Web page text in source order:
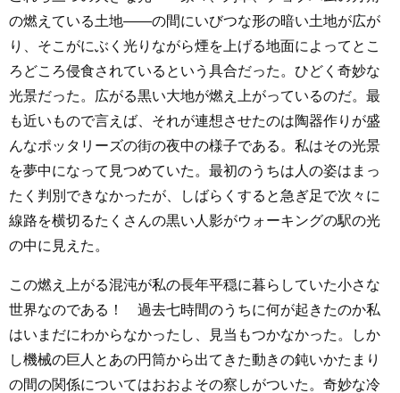
の燃えている土地――の間にいびつな形の暗い土地が広が
り、そこがにぶく光りながら煙を上げる地面によってとこ
ろどころ侵食されているという具合だった。ひどく奇妙な
光景だった。広がる黒い大地が燃え上がっているのだ。最
も近いもので言えば、それが連想させたのは陶器作りが盛
んなポッタリーズの街の夜中の様子である。私はその光景
を夢中になって見つめていた。最初のうちは人の姿はまっ
たく判別できなかったが、しばらくすると急ぎ足で次々に
線路を横切るたくさんの黒い人影がウォーキングの駅の光
の中に見えた。
この燃え上がる混沌が私の長年平穏に暮らしていた小さな
世界なのである！ 過去七時間のうちに何が起きたのか私
はいまだにわからなかったし、見当もつかなかった。しか
し機械の巨人とあの円筒から出てきた動きの鈍いかたまり
の間の関係についてはおおよその察しがついた。奇妙な冷